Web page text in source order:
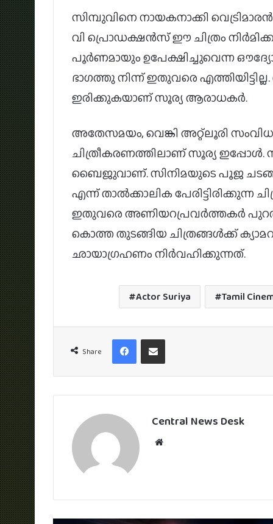
സിമ്പുവിനെ നായകനാക്കി
വി പ്രൊഡക്ഷൻസ് ഈ ചിത്രം
പൂർണമായും ഉപേക്ഷിച്ചുവെന്ന
ഭാഗത്തു നിന്ന് ഇതുവരെ
ഇരിക്കുകയാണ് സൂര്യ ആരാധകർ.
അതേസമയം, വെങ്കി അറ്റ്ലൂരി
ചിത്രീകരണത്തിലാണ് സൂര്യ ഇപ്പോൾ.
ബൈജുവാണ്. സിനിമയുടെ പൂജ
എന്ന് താൽക്കാലിക പേരിട്ടിരിക്കുന്ന
ഇതുവരെ അണിയറപ്രവർത്തകർ
കൊത്ത തുടങ്ങിയ ചിത്രങ്ങൾക്ക് ക്യാമറ
ഛായാഗ്രഹണം നിർവഹിക്കുന്നത്.
Actor Suriya Tamil
Share
FacebookShare via Email
Central News Desk